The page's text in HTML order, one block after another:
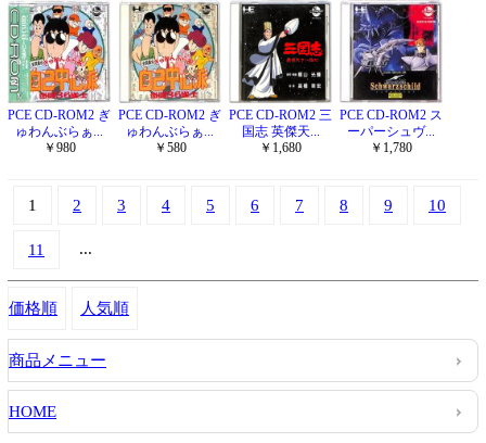
PCE CD-ROM2 ぎ
ゅわんぶらぁ...
￥980
PCE CD-ROM2 ぎ
ゅわんぶらぁ...
￥580
PCE CD-ROM2 三
国志 英傑天...
￥1,680
PCE CD-ROM2 ス
ーパーシュヴ...
￥1,780
1 2 3 4 5 6 7 8 9 10
11 ...
価格順 人気順
商品メニュー
HOME